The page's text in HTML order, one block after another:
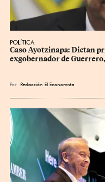
POLÍTICA
Caso Ayotzinapa: Dictan
exgobernador de
Por Redacción El Economista